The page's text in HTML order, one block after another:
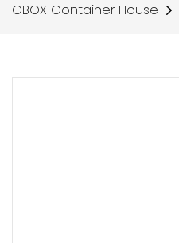
CBOX Container House